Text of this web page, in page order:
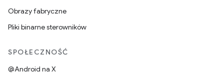
Obrazy fabryczne
Pliki binarne sterowników
SPOŁECZNOŚĆ
@Android na X